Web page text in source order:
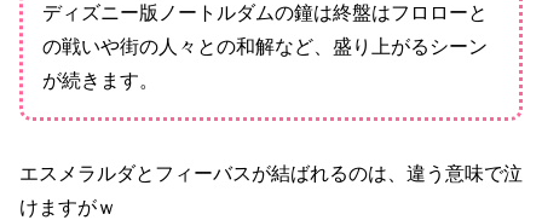
ディズニー版ノートルダムの鐘は終盤はフロローと
の戦いや街の人々との和解など、盛り上がるシーン
が続きます。
エスメラルダとフィーバスが結ばれるのは、違う意味で泣
けますがｗ